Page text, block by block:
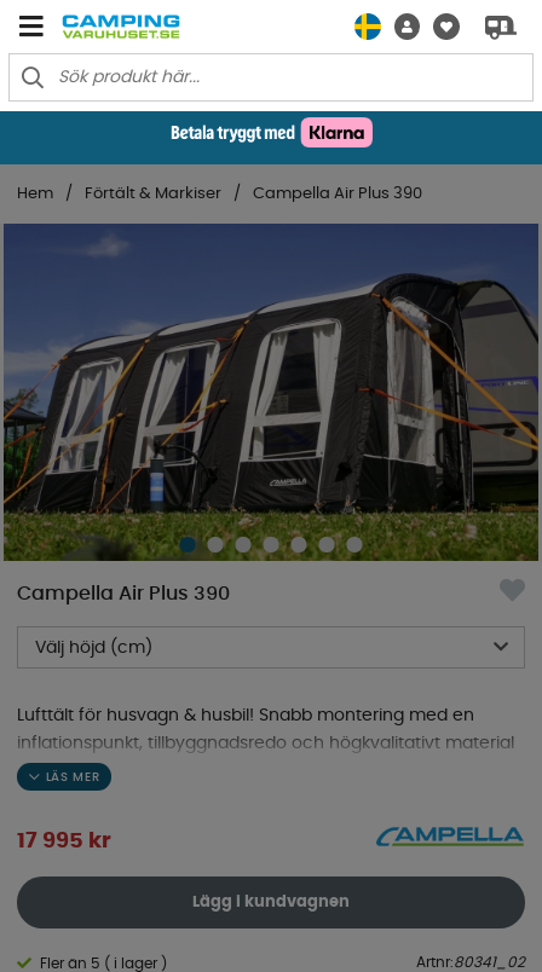
Hem Förtält & Markiser Campella Air Plus 390
Campella Air Plus 390
Välj höjd (cm)
Lufttält för husvagn & husbil! Snabb montering med en
inflationspunkt, tillbyggnadsredo och högkvalitativt material
till ett konkurrenskraftigt pris.
17 995 kr
Lägg i kundvagnen
Fler än 5 ( i lager ) Artnr:80341_02